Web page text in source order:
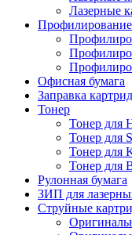
Лазерные
Профилирование
Офисная бумага
Заправка
Тонер
Тонер для
Тонер для
Тонер для
Тонер для
Рулонная бумага
ЗИП для
Струйные